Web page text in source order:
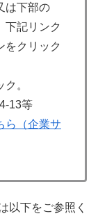
は下部の
下記リンク
をクリック
。
13等
ら（企業サ
以下をご参照く